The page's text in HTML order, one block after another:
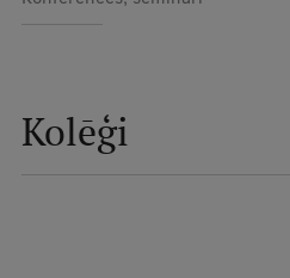
Suvenīri un grāmatas
Kolēģi